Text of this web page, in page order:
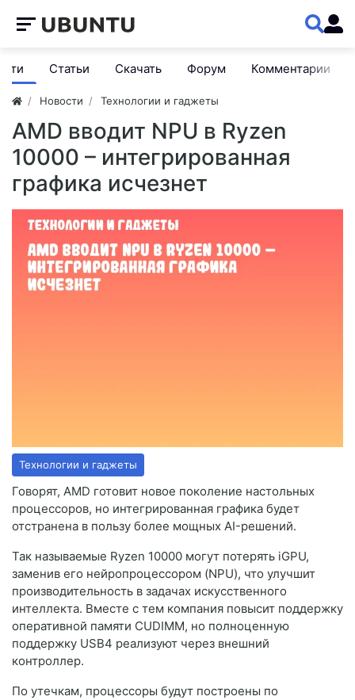
Статьи Скачать Форум Комментарии
Новости Технологии и гаджеты
AMD вводит NPU в Ryzen
10000 – интегрированная
графика исчезнет
Технологии и гаджеты
Говорят, AMD готовит новое поколение настольных
процессоров, но интегрированная графика будет
отстранена в пользу более мощных AI-решений.
Так называемые Ryzen 10000 могут потерять iGPU,
заменив его нейропроцессором (NPU), что улучшит
производительность в задачах искусственного
интеллекта. Вместе с тем компания повысит поддержку
оперативной памяти CUDIMM, но полноценную
поддержку USB4 реализуют через внешний
контроллер.
По утечкам, процессоры будут построены по